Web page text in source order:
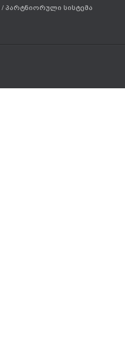
/ პარტნიორული სისტემა